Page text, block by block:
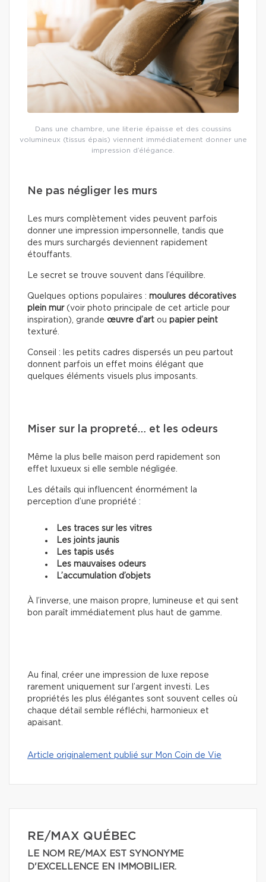
Dans une chambre, une literie épaisse et des coussins
volumineux (tissus épais) viennent immédiatement donner une
impression d’élégance.
Ne pas négliger les murs
Les murs complètement vides peuvent parfois
donner une impression impersonnelle, tandis que
des murs surchargés deviennent rapidement
étouffants.
Le secret se trouve souvent dans l’équilibre.
Quelques options populaires : moulures décoratives
plein mur (voir photo principale de cet article pour
inspiration), grande œuvre d’art ou papier peint
texturé.
Conseil : les petits cadres dispersés un peu partout
donnent parfois un effet moins élégant que
quelques éléments visuels plus imposants.
Miser sur la propreté… et les odeurs
Même la plus belle maison perd rapidement son
effet luxueux si elle semble négligée.
Les détails qui influencent énormément la
perception d’une propriété :
Les traces sur les vitres
Les joints jaunis
Les tapis usés
Les mauvaises odeurs
L’accumulation d’objets
À l’inverse, une maison propre, lumineuse et qui sent
bon paraît immédiatement plus haut de gamme.
Au final, créer une impression de luxe repose
rarement uniquement sur l’argent investi. Les
propriétés les plus élégantes sont souvent celles où
chaque détail semble réfléchi, harmonieux et
apaisant.
Article originalement publié sur Mon Coin de Vie
RE/MAX QUÉBEC
LE NOM RE/MAX EST SYNONYME
D'EXCELLENCE EN IMMOBILIER.